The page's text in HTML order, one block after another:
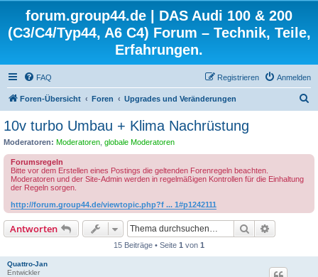
forum.group44.de | DAS Audi 100 & 200
(C3/C4/Typ44, A6 C4) Forum – Technik, Teile,
Erfahrungen.
FAQ Anmelden
Registrieren
Foren-Übersicht Foren Upgrades und Veränderungen
10v turbo Umbau + Klima Nachrüstung
Moderatoren: Moderatoren globale Moderatoren
Forumsregeln
Bitte vor dem Erstellen eines Postings die geltenden Forenregeln beachten.
Moderatoren und der Site-Admin werden in regelmäßigen Kontrollen für die Einhaltung
der Regeln sorgen.
http://forum.group44.de/viewtopic.php?f ... 1#p1242111
Antworten Suche
15 Beiträge • Seite 1 von 1
Quattro-Jan
Entwickler